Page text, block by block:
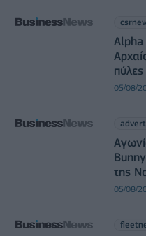
Alpha
05/08/
της
05/08/